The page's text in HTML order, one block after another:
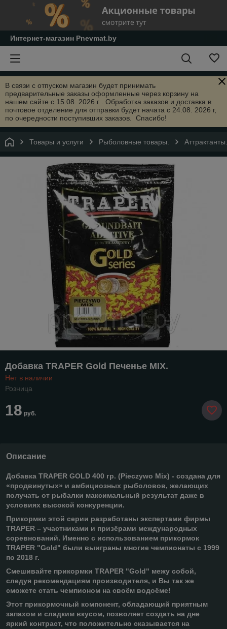
Интернет-магазин Pnevmat.by
В связи с отпуском магазин будет принимать
предварительные заказы оформленные через корзину на
нашем сайте с 15.08. 2026 г . Обработка заказов и доставка в
почтовое отделение для отправки будет начата с 24.08. 2026 г,
по очередности поступивших заказов. Спасибо!
Товары и услуги Рыболовные товары.
Добавка TRAPER Gold Печенье MIX.
Нет в наличии
Розница
18 руб.
Описание
Добавка TRAPER GOLD 400 гр. (Pieczywo Mix) - создана для
«продвинутых» и амбициозных рыболовов, желающих
получать от рыбалки максимальный результат даже в
условиях высокой конкуренции.
Прикормки этой серии разработаны экспертами фирмы
TRAPER – участниками и призёрами международных
соревнований. Именно с использованием прикормок
TRAPER "Gold" были выиграны многие чемпионаты с 1999
по 2018 г.
Смешивайте прикормки TRAPER "Gold" межу собой,
следуя рекомендациям производителя, и Вы так же
сможете стать чемпионом на своём водоёме!
Этот прикормочный компонент, обладающий приятным
запахом и сладким вкусом, позволяет создать на дне
яркий контраст, что положительно сказывается на